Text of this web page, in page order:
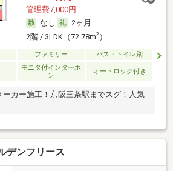
管理費7,000円
なし
2ヶ月
2階 / 3LDK（72.78m2）
ファミリー バス・トイレ別
モニタ付インターホ
ン
オートロック付き
ーカー施工！京阪三条駅までスグ！人気
デンフリース